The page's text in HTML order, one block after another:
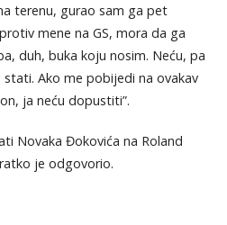
terenu, gurao sam ga pet
mene na GS, mora da ga
duh, buka koju nosim. Neću, pa
Ako me pobijedi na ovakav
ja neću dopustiti”.
Novaka Đokovića na Roland
je odgovorio.